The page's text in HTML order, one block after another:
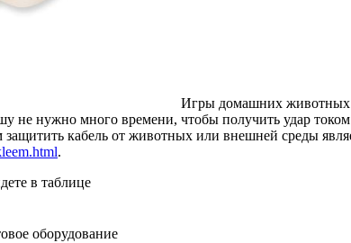
Игры домашних животных
нужно много времени, чтобы получить удар
кабель от животных или внешней среды
.
в таблице
оборудование